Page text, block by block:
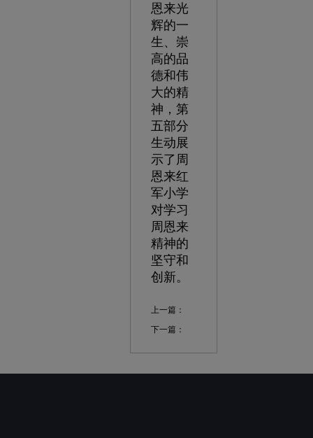
恩来光
辉的一
生、崇
高的品
德和伟
大的精
神，第
五部分
生动展
示了周
恩来红
军小学
对学习
周恩来
精神的
坚守和
创新。
上一篇：
下一篇：